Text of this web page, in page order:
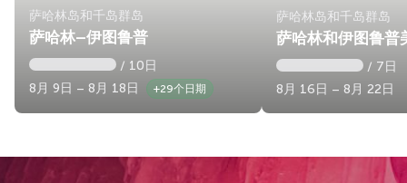
萨哈林岛和千岛群岛
萨哈林—伊图鲁普
/ 10日
8月 9日 – 8月 18日
+29个日期
萨哈林岛和千岛群岛
萨哈林和伊图鲁普
/ 7日
8月 16日 – 8月 22日